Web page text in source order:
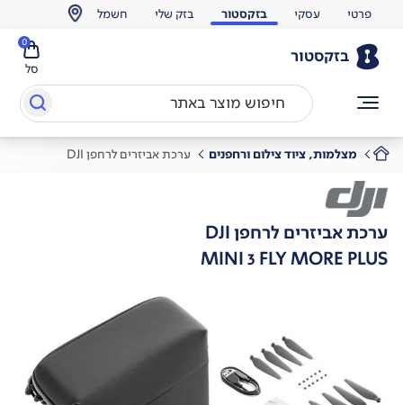
פרטי עסקי בזקסטור בזק שלי חשמל
בזקסטור
סל
0
מצלמות, ציוד צילום ורחפנים ערכת אביזרים לרחפן DJI
ערכת אביזרים לרחפן DJI
MINI 3 FLY MORE PLUS